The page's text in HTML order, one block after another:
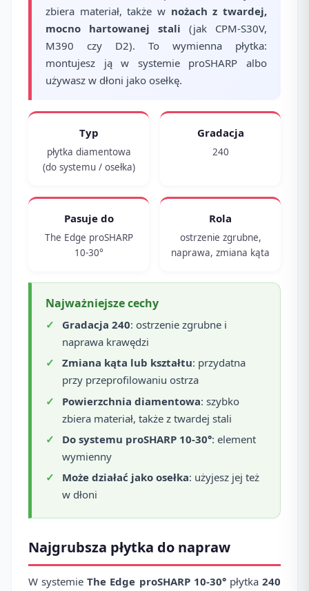
zbiera materiał, także w nożach z twardej,
mocno hartowanej stali (jak CPM-S30V,
M390 czy D2). To wymienna płytka:
montujesz ją w systemie proSHARP albo
używasz w dłoni jako osełkę.
Typ
płytka diamentowa
(do systemu / osełka)
Gradacja
240
Pasuje do
The Edge proSHARP
10-30°
Rola
ostrzenie zgrubne,
naprawa, zmiana kąta
Najważniejsze cechy
Gradacja 240: ostrzenie zgrubne i
naprawa krawędzi
Zmiana kąta lub kształtu: przydatna
przy przeprofilowaniu ostrza
Powierzchnia diamentowa: szybko
zbiera materiał, także z twardej stali
Do systemu proSHARP 10-30°: element
wymienny
Może działać jako osełka: użyjesz jej też
w dłoni
Najgrubsza płytka do napraw
W systemieThe Edge proSHARP 10-30°płytka240